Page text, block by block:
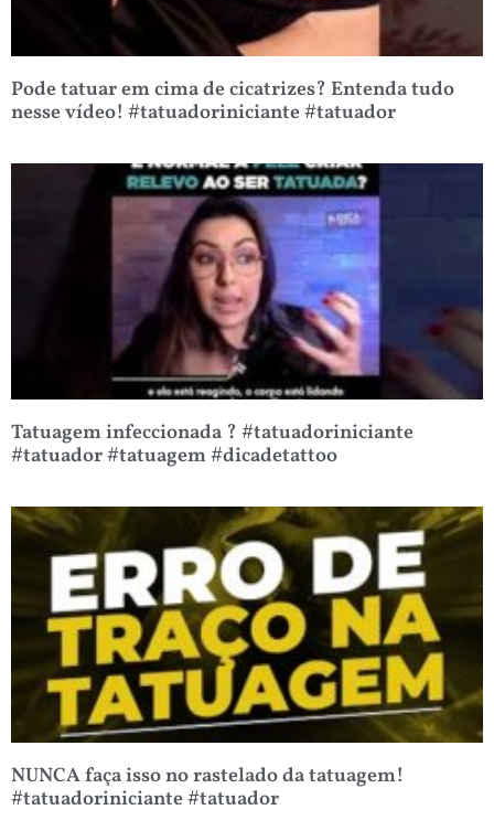
Pode tatuar em cima de cicatrizes? Entenda tudo
nesse vídeo! #tatuadoriniciante #tatuador
Tatuagem infeccionada ? #tatuadoriniciante
#tatuador #tatuagem #dicadetattoo
NUNCA faça isso no rastelado da tatuagem!
#tatuadoriniciante #tatuador